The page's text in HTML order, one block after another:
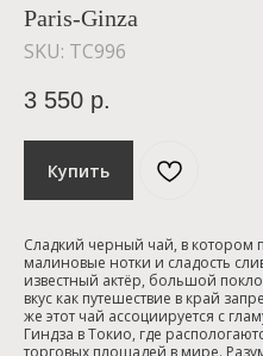
Paris-Ginza
SKU: TC996
3 550 р.
Купить
Сладкий черный чай, в котором
малиновые нотки и сладость
известный актёр, большой
вкус как путешествие в край
же этот чай ассоциируется с
Гиндза в Токио, где
торговых площадей в мире.